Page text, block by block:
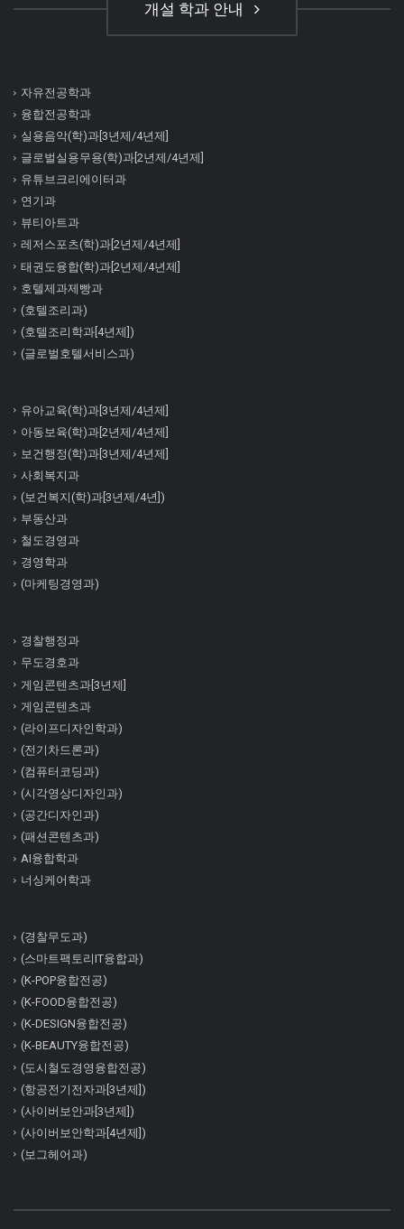
개설 학과 안내
자유전공학과
융합전공학과
실용음악(학)과[3년제/4년제]
글로벌실용무용(학)과[2년제/4년제]
유튜브크리에이터과
연기과
뷰티아트과
레저스포츠(학)과[2년제/4년제]
태권도융합(학)과[2년제/4년제]
호텔제과제빵과
(호텔조리과)
(호텔조리학과[4년제])
(글로벌호텔서비스과)
유아교육(학)과[3년제/4년제]
아동보육(학)과[2년제/4년제]
보건행정(학)과[3년제/4년제]
사회복지과
(보건복지(학)과[3년제/4년])
부동산과
철도경영과
경영학과
(마케팅경영과)
경찰행정과
무도경호과
게임콘텐츠과[3년제]
게임콘텐츠과
(라이프디자인학과)
(전기차드론과)
(컴퓨터코딩과)
(시각영상디자인과)
(공간디자인과)
(패션콘텐츠과)
AI융합학과
너싱케어학과
(경찰무도과)
(스마트팩토리IT융합과)
(K-POP융합전공)
(K-FOOD융합전공)
(K-DESIGN융합전공)
(K-BEAUTY융합전공)
(도시철도경영융합전공)
(항공전기전자과[3년제])
(사이버보안과[3년제])
(사이버보안학과[4년제])
(보그헤어과)